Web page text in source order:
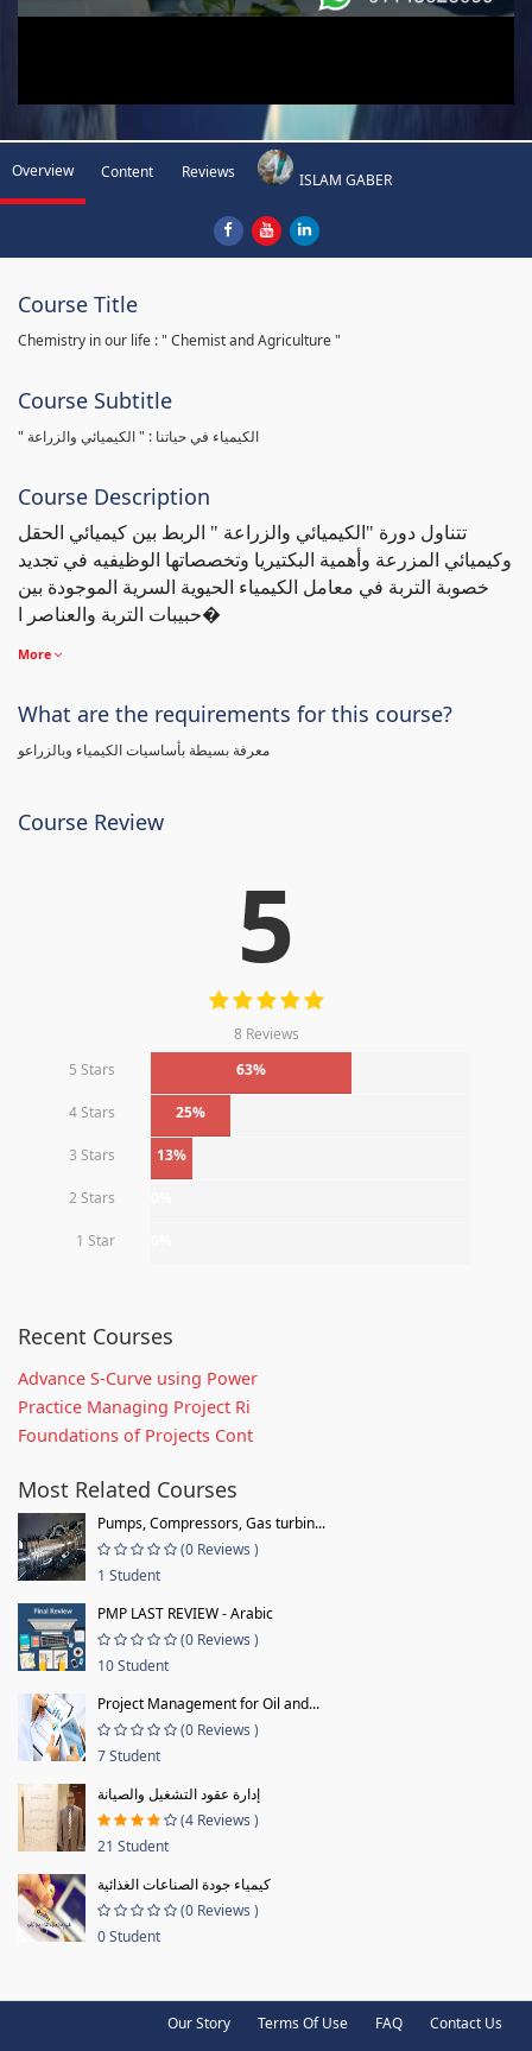
Overview Content Reviews ISLAM GABER
Course Title
Chemistry in our life : " Chemist and Agriculture "
Course Subtitle
" الكيمياء في حياتنا : " الكيميائي والزراعة
Course Description
تتناول دورة "الكيميائي والزراعة " الربط بين كيميائي الحقل
وكيميائي المزرعة وأهمية البكتيريا وتخصصاتها الوظيفيه في تجديد
خصوبة التربة في معامل الكيمياء الحيوية السرية الموجودة بين
حبيبات التربة والعناصر ا�
More
What are the requirements for this course?
معرفة بسيطة بأساسيات الكيمياء وبالزراعو
Course Review
5
8 Reviews
5 Stars
63%
4 Stars 25%
3 Stars 13%
2 Stars
1 Star
Recent Courses
Advance S-Curve using Power
Practice Managing Project Ri
Foundations of Projects Cont
Most Related Courses
Pumps, Compressors, Gas turbin...
(0 Reviews )
1 Student
PMP LAST REVIEW - Arabic
(0 Reviews )
10 Student
Project Management for Oil and...
(0 Reviews )
7 Student
إدارة عقود التشغيل والصيانة
(4 Reviews )
21 Student
كيمياء جودة الصناعات الغذائية
(0 Reviews )
0 Student
Our Story Terms Of Use FAQ Contact Us